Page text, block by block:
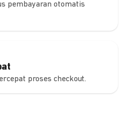
pembayaran otomatis
proses checkout.